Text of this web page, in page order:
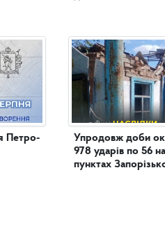
Петро-
Упродовж доби
978 ударів по 56
пунктах